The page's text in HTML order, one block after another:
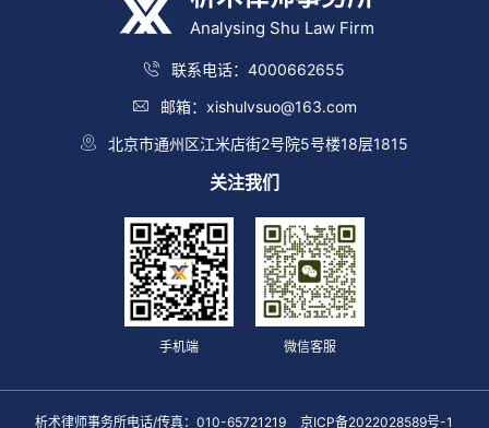
Analysing Shu Law Firm
联系电话：4000662655
邮箱：xishulvsuo@163.com
北京市通州区江米店街2号院5号楼18层1815
关注我们
手机端 微信客服
析术律师事务所电话/传真：010-65721219 京ICP备2022028589号-1